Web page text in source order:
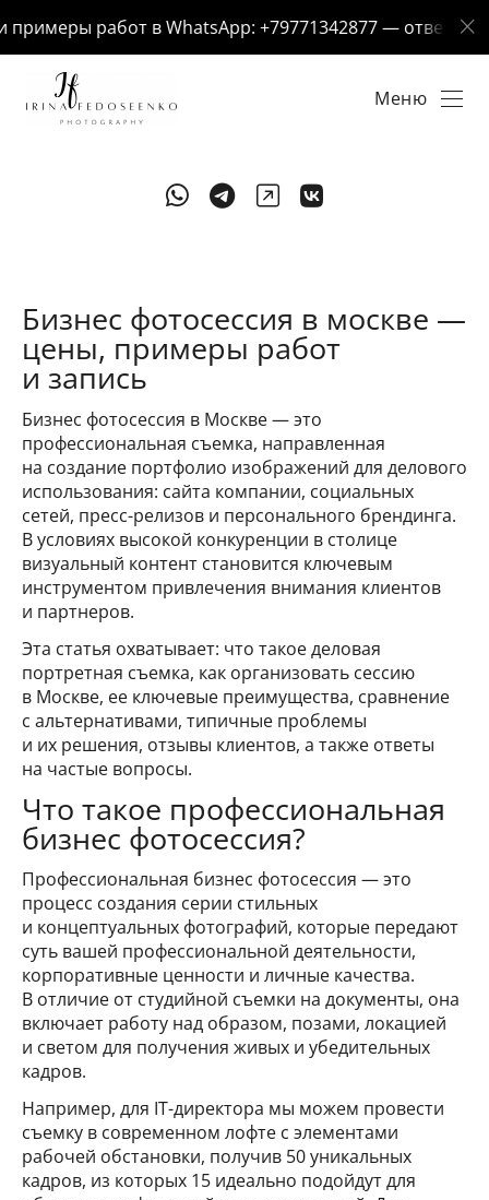
работ в WhatsApp: +79771342877 — отвечу за 5
Меню
Бизнес фотосессия в москве —
цены, примеры работ
и запись
Бизнес фотосессия в Москве — это
профессиональная съемка, направленная
на создание портфолио изображений для делового
использования: сайта компании, социальных
сетей, пресс-релизов и персонального брендинга.
В условиях высокой конкуренции в столице
визуальный контент становится ключевым
инструментом привлечения внимания клиентов
и партнеров.
Эта статья охватывает: что такое деловая
портретная съемка, как организовать сессию
в Москве, ее ключевые преимущества, сравнение
с альтернативами, типичные проблемы
и их решения, отзывы клиентов, а также ответы
на частые вопросы.
Что такое профессиональная
бизнес фотосессия?
Профессиональная бизнес фотосессия — это
процесс создания серии стильных
и концептуальных фотографий, которые передают
суть вашей профессиональной деятельности,
корпоративные ценности и личные качества.
В отличие от студийной съемки на документы, она
включает работу над образом, позами, локацией
и светом для получения живых и убедительных
кадров.
Например, для IT-директора мы можем провести
съемку в современном лофте с элементами
рабочей обстановки, получив 50 уникальных
кадров, из которых 15 идеально подойдут для